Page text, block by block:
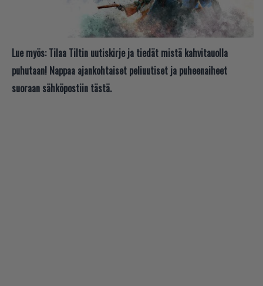
Lue myös: Tilaa Tiltin uutiskirje ja tiedät mistä kahvitauolla
puhutaan! Nappaa ajankohtaiset peliuutiset ja puheenaiheet
suoraan sähköpostiin tästä.